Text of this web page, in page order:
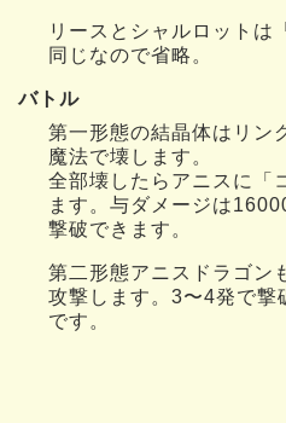
リースとシャルロットは
同じなので省略。
バトル
第一形態の結晶体はリン
魔法で壊します。
全部壊したらアニスに「
ます。与ダメージは
撃破できます。
第二形態アニスドラゴン
攻撃します。3〜4発で撃
です。